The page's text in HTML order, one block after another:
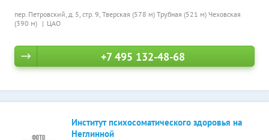
пер. Петровский, д. 5, стр. 9, Тверская (578 м) Трубная (521 м) Чеховская
(390 м)
ЦАО
+7 495 132-48-68
Институт психосоматического здоровья на
Неглинной